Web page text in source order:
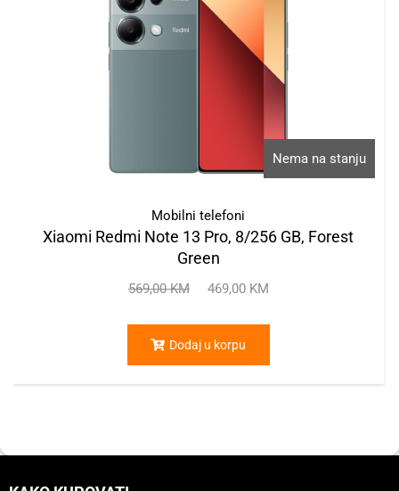
Nema na stanju
Mobilni telefoni
Xiaomi Redmi Note 13 Pro, 8/256 GB, Forest
Green
569,00KM 469,00 KM
Dodaj u korpu